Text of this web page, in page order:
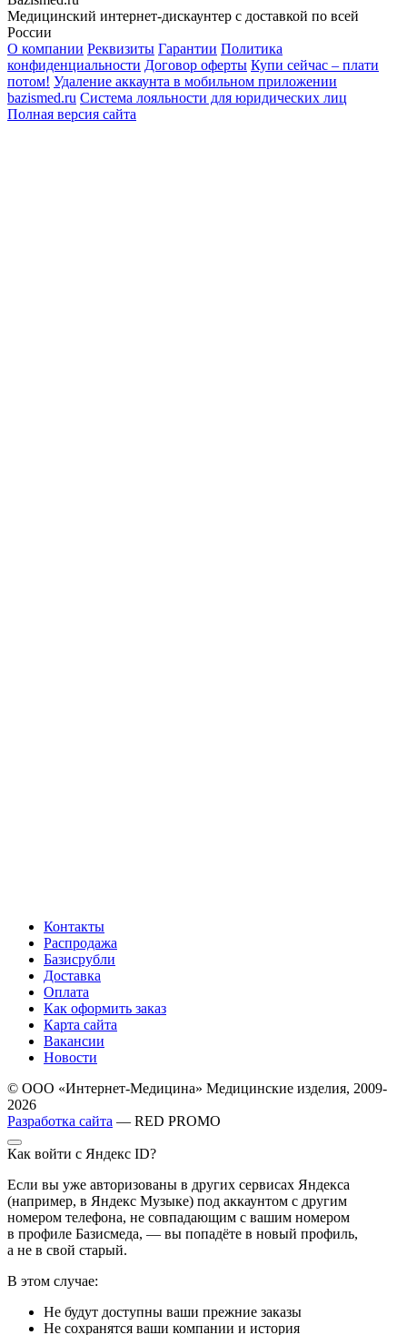
Медицинский интернет-дискаунтер с доставкой по всей
России
О компании Реквизиты Гарантии Политика
конфиденциальности Договор оферты Купи сейчас – плати
потом! Удаление аккаунта в мобильном приложении
bazismed.ru Система лояльности для юридических лиц
Полная версия сайта
Контакты
Распродажа
Базисрубли
Доставка
Оплата
Как оформить заказ
Карта сайта
Вакансии
Новости
© ООО «Интернет-Медицина» Медицинские изделия, 2009-
2026
Разработка сайта — RED PROMO
Как войти с Яндекс ID?
Если вы уже авторизованы в других сервисах Яндекса
(например, в Яндекс Музыке) под аккаунтом с другим
номером телефона, не совпадающим с вашим номером
в профиле Базисмеда, — вы попадёте в новый профиль,
а не в свой старый.
В этом случае:
Не будут доступны ваши прежние заказы
Не сохранятся ваши компании и история